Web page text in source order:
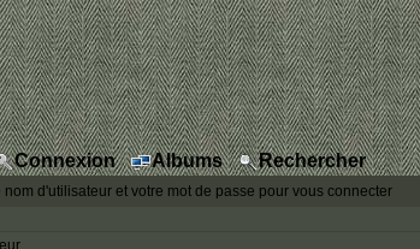
Connexion Albums Rechercher
nom d'utilisateur et votre mot de passe pour vous connecter